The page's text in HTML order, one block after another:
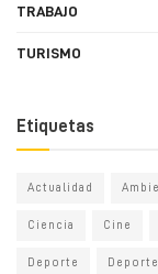
TRABAJO
TURISMO
Etiquetas
Actualidad
Ciencia Cine
Deporte